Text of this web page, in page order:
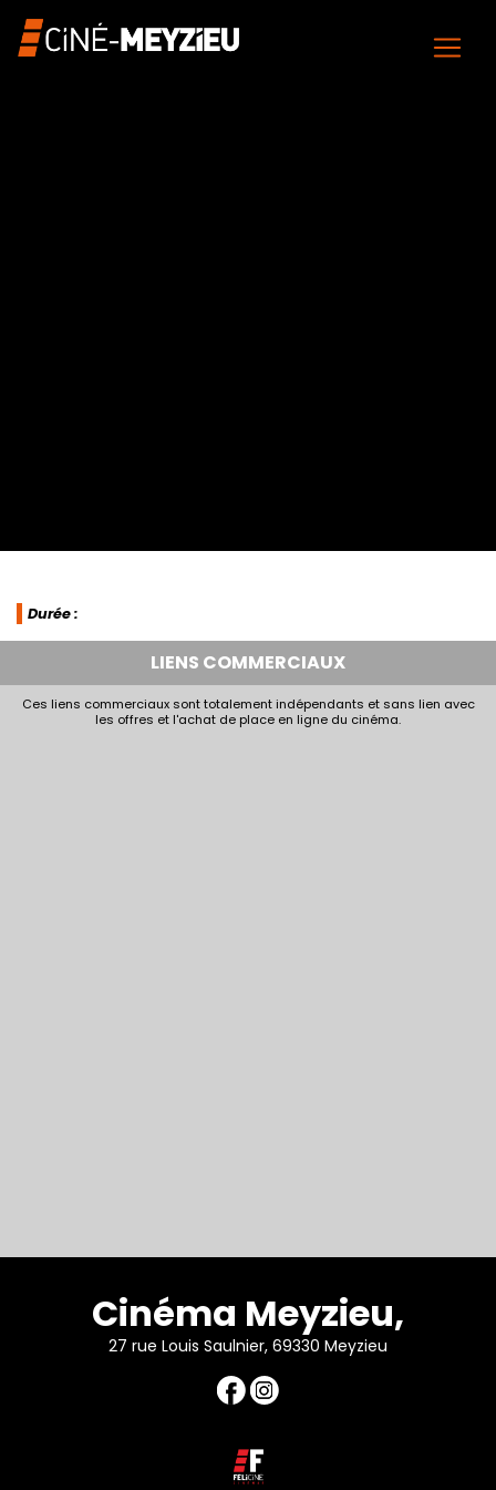
Durée :
LIENS COMMERCIAUX
Ces liens commerciaux sont totalement indépendants et sans lien avec
les offres et l'achat de place en ligne du cinéma.
Cinéma Meyzieu,
27 rue Louis Saulnier, 69330 Meyzieu